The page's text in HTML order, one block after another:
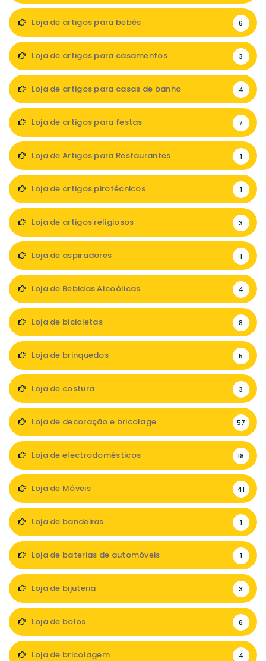
Loja de artigos para bebés 6
Loja de artigos para casamentos 3
Loja de artigos para casas de banho 4
Loja de artigos para festas 7
Loja de Artigos para Restaurantes 1
Loja de artigos pirotécnicos 1
Loja de artigos religiosos 3
Loja de aspiradores 1
Loja de Bebidas Alcoólicas 4
Loja de bicicletas 8
Loja de brinquedos 5
Loja de costura 3
Loja de decoração e bricolage 57
Loja de electrodomésticos 18
Loja de Móveis 41
Loja de bandeiras 1
Loja de baterias de automóveis 1
Loja de bijuteria 3
Loja de bolos 6
Loja de bricolagem 4